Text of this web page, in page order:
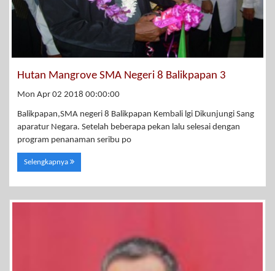
Hutan Mangrove SMA Negeri 8 Balikpapan 3
Mon Apr 02 2018 00:00:00
Balikpapan,SMA negeri 8 Balikpapan Kembali lgi Dikunjungi Sang
aparatur Negara. Setelah beberapa pekan lalu selesai dengan
program penanaman seribu po
Selengkapnya